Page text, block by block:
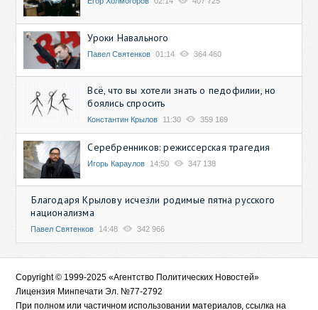
Уроки Навального
Павел Святенков 01:14 364 460
Всё, что вы хотели знать о педофилии, но
боялись спросить
Константин Крылов 11:30 359 169
Серебренников: режиссерская трагедия
Игорь Караулов 14:50 347 138
Благодаря Крылову исчезли родимые пятна русского
национализма
Павел Святенков 14:48 342 966
Copyright © 1999-2025 «Агентство Политических Новостей»
Лицензия Минпечати Эл. №77-2792
При полном или частичном использовании материалов, ссылка на